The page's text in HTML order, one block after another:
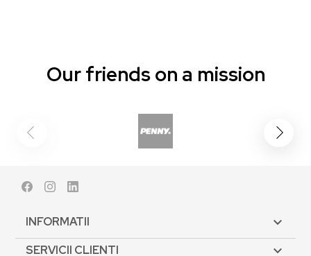
Our friends on a mission
FacebookInstagram
INFORMATII 
SERVICII CLIENTI 